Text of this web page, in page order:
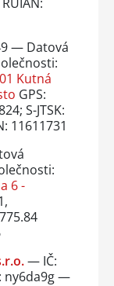
— Datová
Kutná
GPS:
S-JTSK:
11611731
6 -
— IČ:
ny6da9g —